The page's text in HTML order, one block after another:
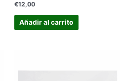
€12,00
Añadir al carrito